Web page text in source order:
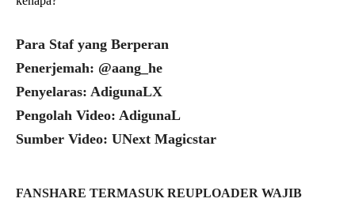
Para Staf yang Berperan
Penerjemah: @aang_he
Penyelaras: AdigunaLX
Pengolah Video: AdigunaL
Sumber Video: UNext Magicstar
FANSHARE TERMASUK REUPLOADER WAJIB